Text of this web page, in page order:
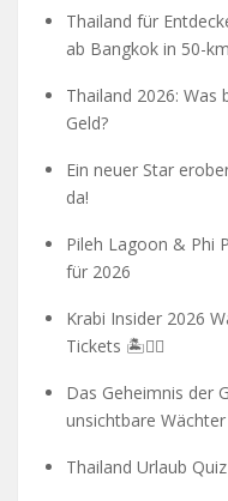
Thailand für
ab Bangkok in 50-
Thailand 2026:
Geld?
Ein neuer Star
da!
Pileh Lagoon & Phi
für 2026
Krabi Insider 2026
Tickets 🏝️🧗‍♂️
Das Geheimnis der
unsichtbare
Thailand Urlaub Quiz